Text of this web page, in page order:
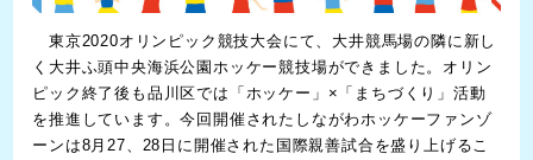
東京2020オリンピック競技大会にて、大井競馬場の隣に新し
く大井ふ頭中央海浜公園ホッケー競技場ができました。オリン
ピック終了後も品川区では「ホッケー」×「まちづくり」活動
を推進しています。今回開催されたしながわホッケーファンゾ
ーンは8月27、28日に開催された国際親善試合を盛り上げるこ